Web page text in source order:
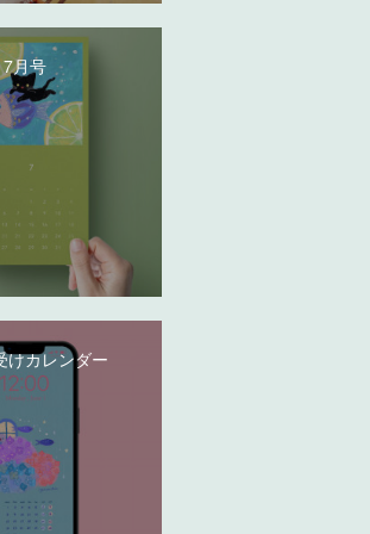
月号
けカレンダー